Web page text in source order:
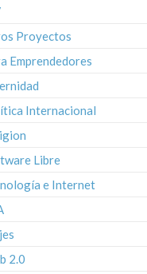
Proyectos
Emprendedores
Internacional
Libre
e Internet
2.0